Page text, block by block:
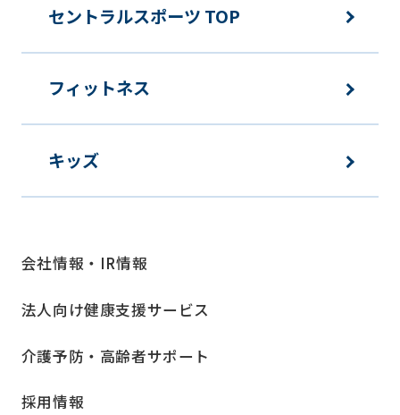
セントラルスポーツ TOP
フィットネス
キッズ
会社情報・IR情報
法人向け健康支援サービス
介護予防・高齢者サポート
採用情報